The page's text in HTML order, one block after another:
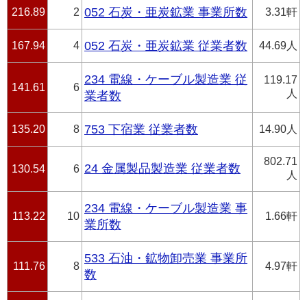
216.89 2 052 石炭・亜炭鉱業 事業所数 3.31軒
167.94 4 052 石炭・亜炭鉱業 従業者数 44.69人
141.61 6
234 電線・ケーブル製造業 従
業者数
119.17
人
135.20 8 753 下宿業 従業者数 14.90人
130.54 6 24 金属製品製造業 従業者数
802.71
人
113.22 10
234 電線・ケーブル製造業 事
業所数
1.66軒
111.76 8
533 石油・鉱物卸売業 事業所
数
4.97軒